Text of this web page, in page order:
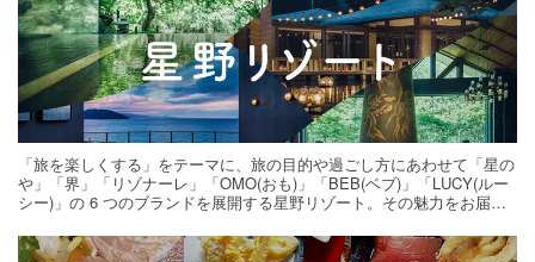
「旅を楽しくする」をテーマに、旅の目的や過ごし方にあわせて「星の
や」「界」「リゾナーレ」「OMO(おも)」「BEB(ベブ)」「LUCY(ルー
シー)」の 6 つのブランドを展開する星野リゾート。その魅力をお届け